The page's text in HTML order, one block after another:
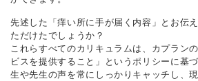
先述した「痒い所に手が届く内容」とお伝
ただけたでしょうか？
これらすべてのカリキュラムは、カプラン
ビスを提供すること」というポリシーに基
生や先生の声を常にしっかりキャッチし、